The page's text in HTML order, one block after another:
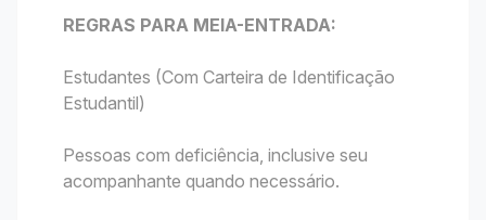
REGRAS PARA MEIA-ENTRADA:
Estudantes (Com Carteira de Identificação
Estudantil)
Pessoas com deficiência, inclusive seu
acompanhante quando necessário.